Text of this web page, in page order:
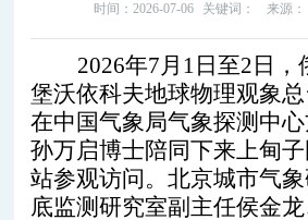
时间：2026-07-06 关键词： 来源：
2026年7月1日至2日
堡沃依科夫地球物理观象
在中国气象局气象探测中
孙万启博士陪同下来上甸
站参观访问。北京城市气
底监测研究室副主任侯金